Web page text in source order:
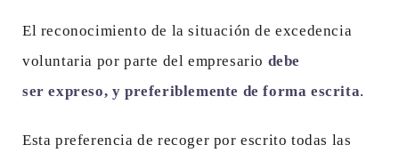
El reconocimiento de la situación de excedencia
voluntaria por parte del empresario debe
ser expreso, y preferiblemente de forma escrita.
Esta preferencia de recoger por escrito todas las